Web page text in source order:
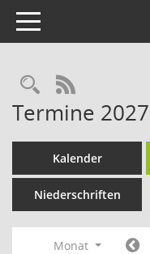
Toggle navigation
RSS-Feed
Termine 2027
Kalender
Niederschriften
Monat